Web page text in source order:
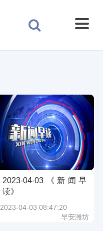
2023-04-03《新闻早
读》
2023-04-03 08:47:20
早安潍坊